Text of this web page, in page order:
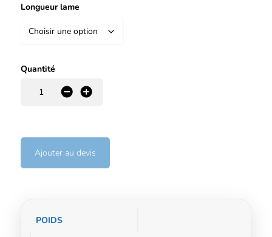
Longueur lame
Quantité
+
-
Ajouter au devis
Informations
POIDS